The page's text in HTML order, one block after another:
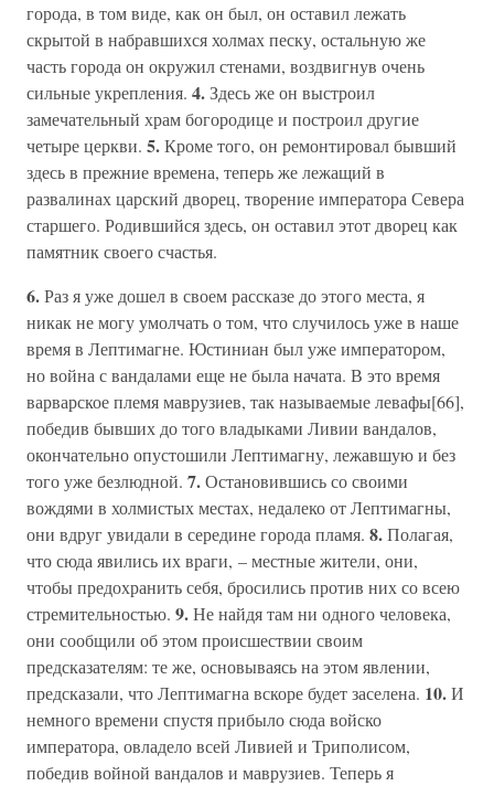
города, в том виде, как он был, он оставил лежать
скрытой в набравшихся холмах песку, остальную же
часть города он окружил стенами, воздвигнув очень
сильные укрепления. 4.Здесь же он выстроил
замечательный храм богородице и построил другие
четыре церкви. 5.Кроме того, он ремонтировал бывший
здесь в прежние времена, теперь же лежащий в
развалинах царский дворец, творение императора Севера
старшего. Родившийся здесь, он оставил этот дворец как
памятник своего счастья.
6.Раз я уже дошел в своем рассказе до этого места, я
никак не могу умолчать о том, что случилось уже в наше
время в Лептимагне. Юстиниан был уже императором,
но война с вандалами еще не была начата. В это время
варварское племя маврузиев, так называемые левафы[66],
победив бывших до того владыками Ливии вандалов,
окончательно опустошили Лептимагну, лежавшую и без
того уже безлюдной. 7.Остановившись со своими
вождями в холмистых местах, недалеко от Лептимагны,
они вдруг увидали в середине города пламя. 8.Полагая,
что сюда явились их враги, – местные жители, они,
чтобы предохранить себя, бросились против них со всею
стремительностью. 9.Не найдя там ни одного человека,
они сообщили об этом происшествии своим
предсказателям: те же, основываясь на этом явлении,
предсказали, что Лептимагна вскоре будет заселена. 10.И
немного времени спустя прибыло сюда войско
императора, овладело всей Ливией и Триполисом,
победив войной вандалов и маврузиев. Теперь я